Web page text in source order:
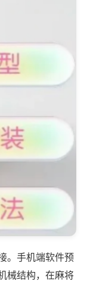
。手机端软件预
械结构，在麻将